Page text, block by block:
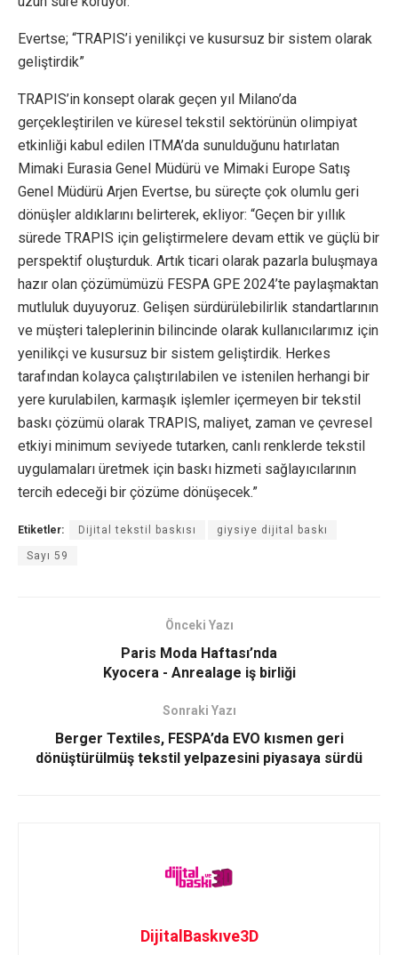
Evertse; “TRAPIS’i yenilikçi ve kusursuz bir sistem olarak
geliştirdik”
TRAPIS’in konsept olarak geçen yıl Milano’da
gerçekleştirilen ve küresel tekstil sektörünün olimpiyat
etkinliği kabul edilen ITMA’da sunulduğunu hatırlatan
Mimaki Eurasia Genel Müdürü ve Mimaki Europe Satış
Genel Müdürü Arjen Evertse, bu süreçte çok olumlu geri
dönüşler aldıklarını belirterek, ekliyor: “Geçen bir yıllık
sürede TRAPIS için geliştirmelere devam ettik ve güçlü bir
perspektif oluşturduk. Artık ticari olarak pazarla buluşmaya
hazır olan çözümümüzü FESPA GPE 2024’te paylaşmaktan
mutluluk duyuyoruz. Gelişen sürdürülebilirlik standartlarının
ve müşteri taleplerinin bilincinde olarak kullanıcılarımız için
yenilikçi ve kusursuz bir sistem geliştirdik. Herkes
tarafından kolayca çalıştırılabilen ve istenilen herhangi bir
yere kurulabilen, karmaşık işlemler içermeyen bir tekstil
baskı çözümü olarak TRAPIS, maliyet, zaman ve çevresel
etkiyi minimum seviyede tutarken, canlı renklerde tekstil
uygulamaları üretmek için baskı hizmeti sağlayıcılarının
tercih edeceği bir çözüme dönüşecek.”
Etiketler: Dijital tekstil baskısı giysiye dijital baskı
Sayı 59
Önceki Yazı
Paris Moda Haftası’nda
Kyocera - Anrealage iş birliği
Sonraki Yazı
Berger Textiles, FESPA’da EVO kısmen geri
dönüştürülmüş tekstil yelpazesini piyasaya sürdü
DijitalBaskıve3D